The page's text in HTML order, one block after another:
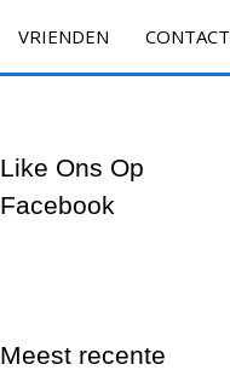
VRIENDEN CONTACT
Like Ons Op
Facebook
Meest recente